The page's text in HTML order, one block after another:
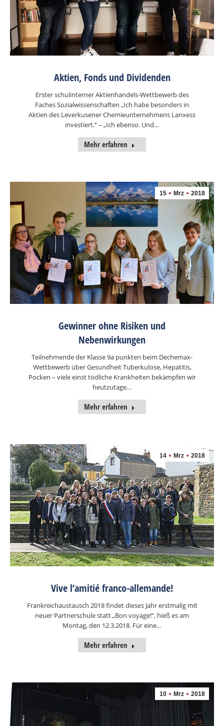
Aktien, Fonds und Dividenden
Erster schulinterner Aktienhandels-Wettbewerb des
Faches Sozialwissenschaften „Ich habe besonders in
Aktien des Leverkusener Chemieunternehmens Lanxess
investiert.“ – „Ich ebenso. Und…
Mehr erfahren
15 Mrz 2018
Gewinner ohne Risiken und
Nebenwirkungen
Teilnehmende der Klasse 9a punkten beim Dechemax-
Wettbewerb über Gesundheit Tuberkulose, Hepatitis,
Pocken – viele einst tödliche Krankheiten bekämpfen wir
heutzutage…
Mehr erfahren
14 Mrz 2018
Vive l’amitié franco-allemande!
Frankreichaustausch 2018 findet dieses Jahr erstmalig mit
neuer Partnerschule statt „Bon voyage!“, hieß es am
Montag, den 12.3.2018. Für eine…
Mehr erfahren
10 Mrz 2018